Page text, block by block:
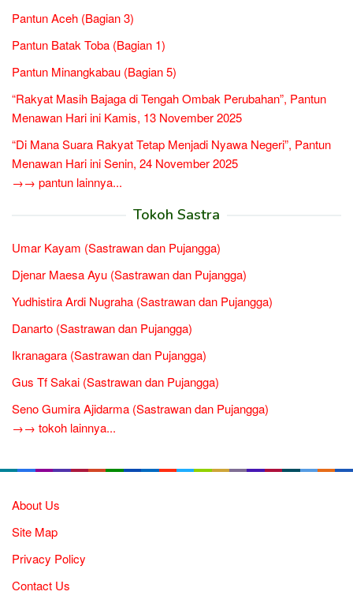
Pantun Aceh (Bagian 3)
Pantun Batak Toba (Bagian 1)
Pantun Minangkabau (Bagian 5)
“Rakyat Masih Bajaga di Tengah Ombak Perubahan”, Pantun
Menawan Hari ini Kamis, 13 November 2025
“Di Mana Suara Rakyat Tetap Menjadi Nyawa Negeri”, Pantun
Menawan Hari ini Senin, 24 November 2025
→→ pantun lainnya...
Tokoh Sastra
Umar Kayam (Sastrawan dan Pujangga)
Djenar Maesa Ayu (Sastrawan dan Pujangga)
Yudhistira Ardi Nugraha (Sastrawan dan Pujangga)
Danarto (Sastrawan dan Pujangga)
Ikranagara (Sastrawan dan Pujangga)
Gus Tf Sakai (Sastrawan dan Pujangga)
Seno Gumira Ajidarma (Sastrawan dan Pujangga)
→→ tokoh lainnya...
About Us
Site Map
Privacy Policy
Contact Us